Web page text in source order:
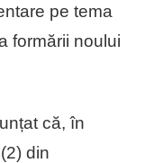
pe tema
formării noului
că, în
din